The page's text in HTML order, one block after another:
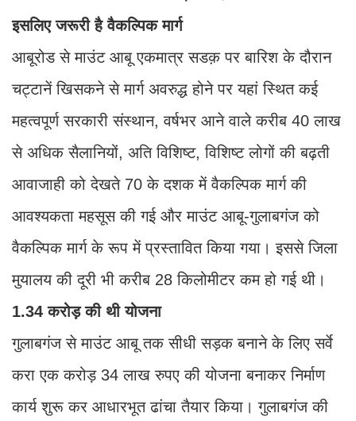
इसलिए जरूरी है वैकल्पिक मार्ग
आबूरोड से माउंट आबू एकमात्र सडक़ पर बारिश के दौरान
चट्टानें खिसकने से मार्ग अवरुद्ध होने पर यहां स्थित कई
महत्वपूर्ण सरकारी संस्थान, वर्षभर आने वाले करीब 40 लाख
से अधिक सैलानियों, अति विशिष्ट, विशिष्ट लोगों की बढ़ती
आवाजाही को देखते 70 के दशक में वैकल्पिक मार्ग की
आवश्यकता महसूस की गई और माउंट आबू-गुलाबगंज को
वैकल्पिक मार्ग के रूप में प्रस्तावित किया गया। इससे जिला
मुयालय की दूरी भी करीब 28 किलोमीटर कम हो गई थी।
1.34 करोड़ की थी योजना
गुलाबगंज से माउंट आबू तक सीधी सड़क बनाने के लिए सर्वे
करा एक करोड़ 34 लाख रुपए की योजना बनाकर निर्माण
कार्य शुरू कर आधारभूत ढांचा तैयार किया। गुलाबगंज की